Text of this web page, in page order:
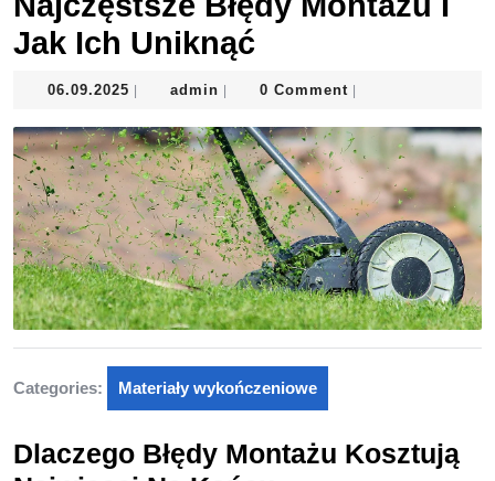
Jak Ich Uniknąć
06.09.2025 06.09.2025
admin admin0 Comment
Categories: Materiały wykończeniowe
Dlaczego Błędy Montażu Kosztują